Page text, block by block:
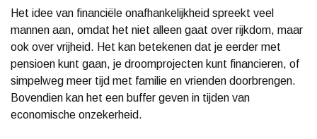
Het idee van financiële onafhankelijkheid spreekt veel
mannen aan, omdat het niet alleen gaat over rijkdom, maar
ook over vrijheid. Het kan betekenen dat je eerder met
pensioen kunt gaan, je droomprojecten kunt financieren, of
simpelweg meer tijd met familie en vrienden doorbrengen.
Bovendien kan het een buffer geven in tijden van
economische onzekerheid.